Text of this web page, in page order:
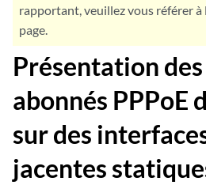
rapportant, veuillez vous référer à
page.
Présentation
abonnés PPPoE
sur des
jacentes